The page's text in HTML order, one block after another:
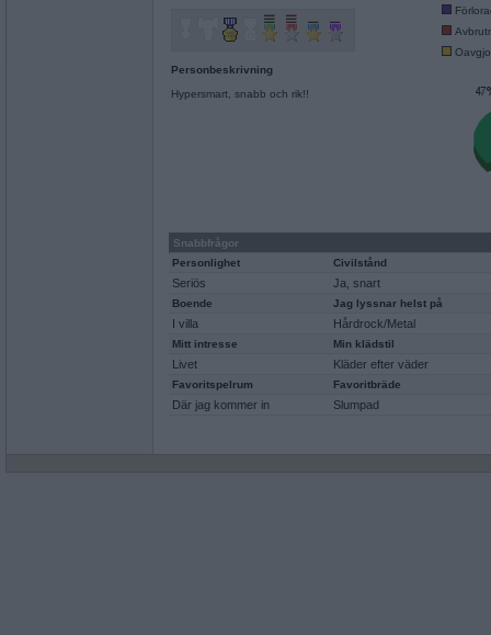
Personbeskrivning
Hypersmart, snabb och rik!!
Snabbfrågor
Personlighet
Civilstånd
Seriös Ja, snart
Boende Jag lyssnar helst på
I villa Hårdrock/Metal
Mitt intresse Min klädstil
Livet Kläder efter väder
Favoritspelrum Favoritbräde
Där jag kommer in Slumpad